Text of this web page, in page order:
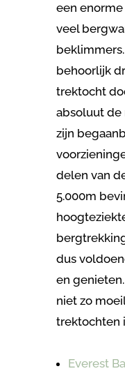
een
veel
behoorlijk
trektocht
absoluut de
zijn
delen van
5.000m
dus
en
niet zo
trektochten
Everest